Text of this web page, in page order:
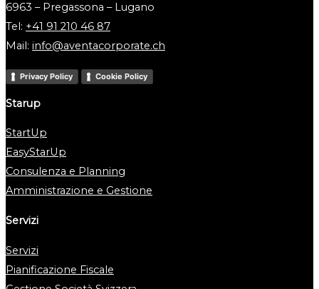
6963 – Pregassona – Lugano
Tel: +41 91 210 46 87
Mail: info@aventacorporate.ch
Privacy Policy Cookie Policy
Starup
StartUp
EasyStarUp
Consulenza e Planning
Amministrazione e Gestione
Servizi
Servizi
Pianificazione Fiscale